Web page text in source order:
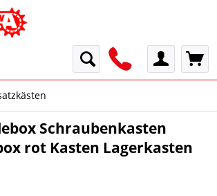
Schraubenkasten
rot Kasten Lagerkasten